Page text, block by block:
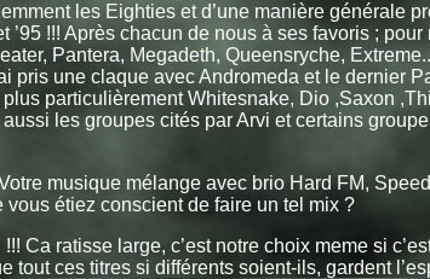
les Eighties et d’une manière générale
’95 !!! Après chacun de nous à ses favoris ;
Pantera, Megadeth, Queensryche,
pris une claque avec Andromeda et le dernier
plus particulièrement Whitesnake, Dio ,Saxon
aussi les groupes cités par Arvi et certains
musique mélange avec brio Hard FM,
vous étiez conscient de faire un tel mix ?
!!! Ca ratisse large, c’est notre choix meme si
tout ces titres si différents soient-ils, gardent